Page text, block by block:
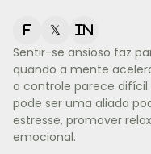
f 𝕏 in
Sentir-se ansioso faz
quando a mente
o controle parece
pode ser uma aliada
estresse, promover
emocional.